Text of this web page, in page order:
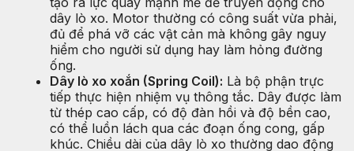
dây lò xo. Motor thường có công suất vừa phải,
đủ để phá vỡ các vật cản mà không gây nguy
hiểm cho người sử dụng hay làm hỏng đường
ống.
Dây lò xo xoắn (Spring Coil): Là bộ phận trực
tiếp thực hiện nhiệm vụ thông tắc. Dây được làm
từ thép cao cấp, có độ đàn hồi và độ bền cao,
có thể luồn lách qua các đoạn ống cong, gấp
khúc. Chiều dài của dây lò xo thường dao động